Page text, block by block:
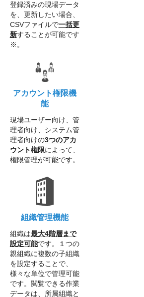
登録済みの現場データ
を、更新したい場合、
CSVファイルで一括更
新することが可能です
※。
アカウント権限機
能
現場ユーザー向け、管
理者向け、システム管
理者向けの3つのアカ
ウント権限によって、
権限管理が可能です。
組織管理機能
組織は最大4階層まで
設定可能です。１つの
親組織に複数の子組織
を設定することで、
様々な単位で管理可能
です。閲覧できる作業
データは、所属組織と